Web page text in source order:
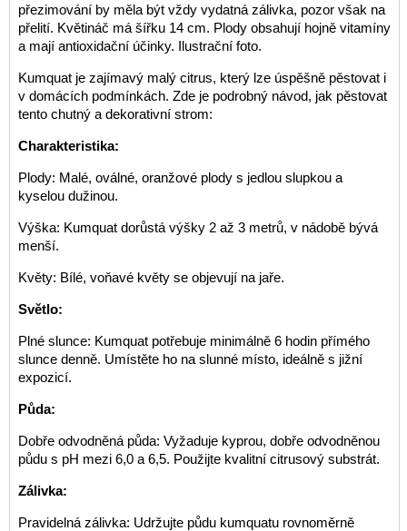
přezimování by měla být vždy vydatná zálivka, pozor však na
přelití. Květináč má šířku 14 cm. Plody obsahují hojně vitamíny
a mají antioxidační účinky. Ilustrační foto.
Kumquat je zajímavý malý citrus, který lze úspěšně pěstovat i
v domácích podmínkách. Zde je podrobný návod, jak pěstovat
tento chutný a dekorativní strom:
Charakteristika:
Plody: Malé, oválné, oranžové plody s jedlou slupkou a
kyselou dužinou.
Výška: Kumquat dorůstá výšky 2 až 3 metrů, v nádobě bývá
menší.
Květy: Bílé, voňavé květy se objevují na jaře.
Světlo:
Plné slunce: Kumquat potřebuje minimálně 6 hodin přímého
slunce denně. Umístěte ho na slunné místo, ideálně s jižní
expozicí.
Půda:
Dobře odvodněná půda: Vyžaduje kyprou, dobře odvodněnou
půdu s pH mezi 6,0 a 6,5. Použijte kvalitní citrusový substrát.
Zálivka:
Pravidelná zálivka: Udržujte půdu kumquatu rovnoměrně